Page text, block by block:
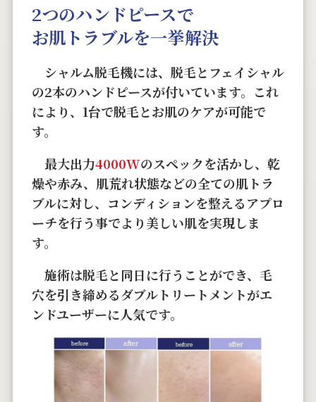
2つのハンドピースで
お肌トラブルを一挙解決
シャルム脱毛機には、脱毛とフェイシャル
の2本のハンドピースが付いています。これ
により、1台で脱毛とお肌のケアが可能で
す。
最大出力4000Wのスペックを活かし、乾
燥や赤み、肌荒れ状態などの全ての肌トラ
ブルに対し、コンディションを整えるアプロ
ーチを行う事でより美しい肌を実現しま
す。
施術は脱毛と同日に行うことができ、毛
穴を引き締めるダブルトリートメントがエ
ンドユーザーに人気です。